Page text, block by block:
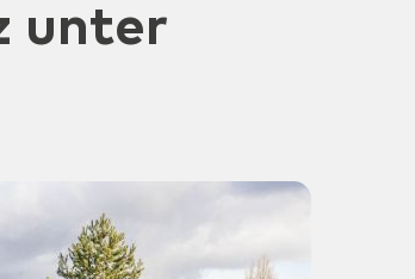
unter